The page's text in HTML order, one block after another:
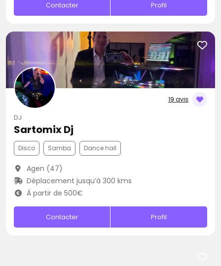
Contacter Profil
19 avis
DJ
Sartomix Dj
Disco Samba Dance hall
Agen (47)
Déplacement jusqu’à 300 kms
À partir de 500€
Contacter Profil